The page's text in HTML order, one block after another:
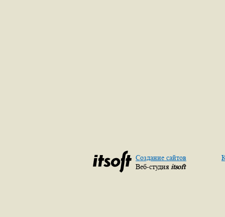
Создание сайтов
Веб-студия itsoft